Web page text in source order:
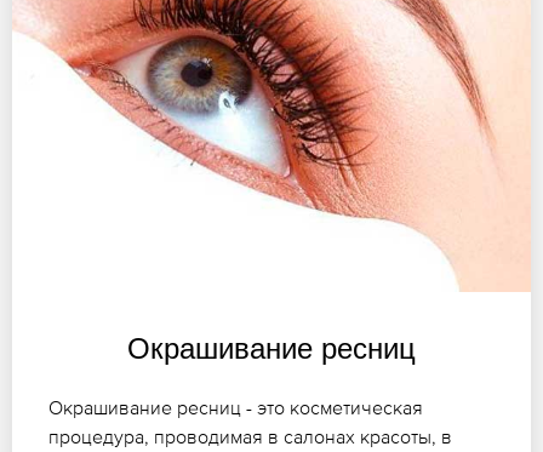
Окрашивание ресниц
Окрашивание ресниц - это косметическая
процедура, проводимая в салонах красоты, в